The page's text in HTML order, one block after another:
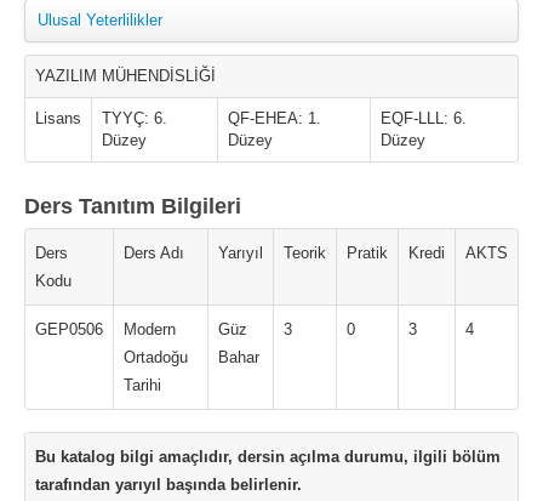
Ulusal Yeterlilikler
YAZILIM MÜHENDİSLİĞİ
Lisans
TYYÇ: 6.
Düzey
QF-EHEA: 1.
Düzey
EQF-LLL: 6.
Düzey
Ders Tanıtım Bilgileri
Ders
Kodu
Ders Adı Yarıyıl Teorik Pratik Kredi AKTS
GEP0506
Modern
Ortadoğu
Tarihi
Güz
Bahar
3 0 3 4
Bu katalog bilgi amaçlıdır, dersin açılma durumu, ilgili bölüm
tarafından yarıyıl başında belirlenir.